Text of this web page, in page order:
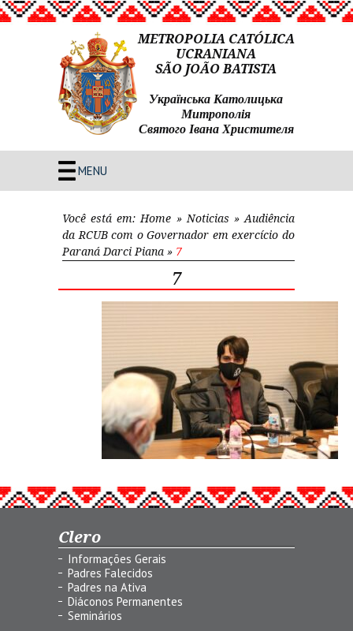
METROPOLIA CATÓLICA
UCRANIANA
SÃO JOÃO BATISTA
Українська Католицька
Митрополія
Святого Івана Христителя
MENU
Você está em: Home » Noticias »Audiência
da RCUB com o Governador em exercício do
Paraná Darci Piana » 7
7
Clero
Informações Gerais
Padres Falecidos
Padres na Ativa
Diáconos Permanentes
Seminários